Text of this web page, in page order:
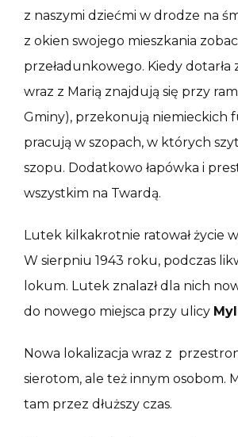
z naszymi dziećmi w drodze na
z okien swojego mieszkania
przeładunkowego. Kiedy
wraz z Marią znajdują się przy
Gminy), przekonują niemieckich
pracują w szopach, w których
szopu. Dodatkowo łapówka i
wszystkim na Twardą.
Lutek kilkakrotnie ratował życie
W sierpniu 1943 roku, podczas
lokum. Lutek znalazł dla nich
do nowego miejsca przy ulicy
Nowa lokalizacja wraz z
sierotom, ale też innym osobom.
tam przez dłuższy czas.